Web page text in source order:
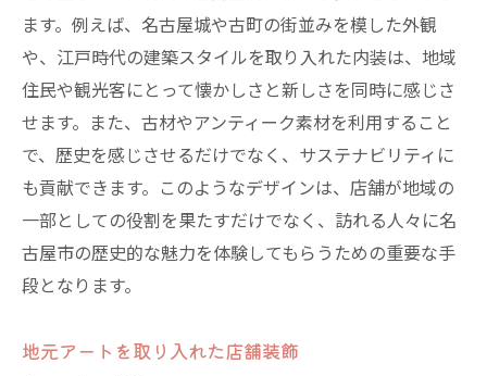
ます。例えば、名古屋城や古町の街並みを模した外観
や、江戸時代の建築スタイルを取り入れた内装は、地域
住民や観光客にとって懐かしさと新しさを同時に感じさ
せます。また、古材やアンティーク素材を利用すること
で、歴史を感じさせるだけでなく、サステナビリティに
も貢献できます。このようなデザインは、店舗が地域の
一部としての役割を果たすだけでなく、訪れる人々に名
古屋市の歴史的な魅力を体験してもらうための重要な手
段となります。
地元アートを取り入れた店舗装飾